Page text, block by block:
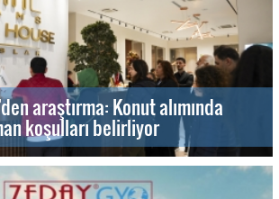
araştırma: Konut alımında
koşulları belirliyor